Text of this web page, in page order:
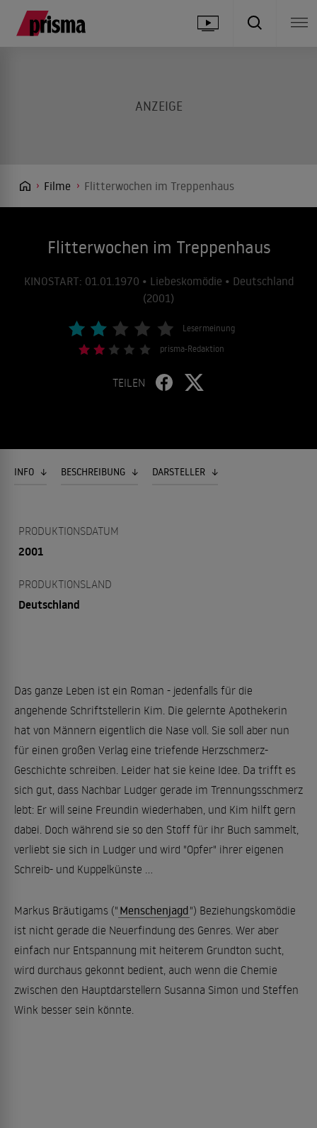
Filme Flitterwochen im Treppenhaus
Flitterwochen im Treppenhaus
KINOSTART: 01.01.1970 • Liebeskomödie • Deutschland
(2001)
Lesermeinung
prisma-Redaktion
TEILEN
INFO BESCHREIBUNG DARSTELLER
PRODUKTIONSDATUM
2001
PRODUKTIONSLAND
Deutschland
Das ganze Leben ist ein Roman - jedenfalls für die
angehende Schriftstellerin Kim. Die gelernte Apothekerin
hat von Männern eigentlich die Nase voll. Sie soll aber nun
für einen großen Verlag eine triefende Herzschmerz-
Geschichte schreiben. Leider hat sie keine Idee. Da trifft es
sich gut, dass Nachbar Ludger gerade im Trennungsschmerz
lebt: Er will seine Freundin wiederhaben, und Kim hilft gern
dabei. Doch während sie so den Stoff für ihr Buch sammelt,
verliebt sie sich in Ludger und wird "Opfer" ihrer eigenen
Schreib- und Kuppelkünste ...
Markus Bräutigams (" Menschenjagd") Beziehungskomödie
ist nicht gerade die Neuerfindung des Genres. Wer aber
einfach nur Entspannung mit heiterem Grundton sucht,
wird durchaus gekonnt bedient, auch wenn die Chemie
zwischen den Hauptdarstellern Susanna Simon und Steffen
Wink besser sein könnte.